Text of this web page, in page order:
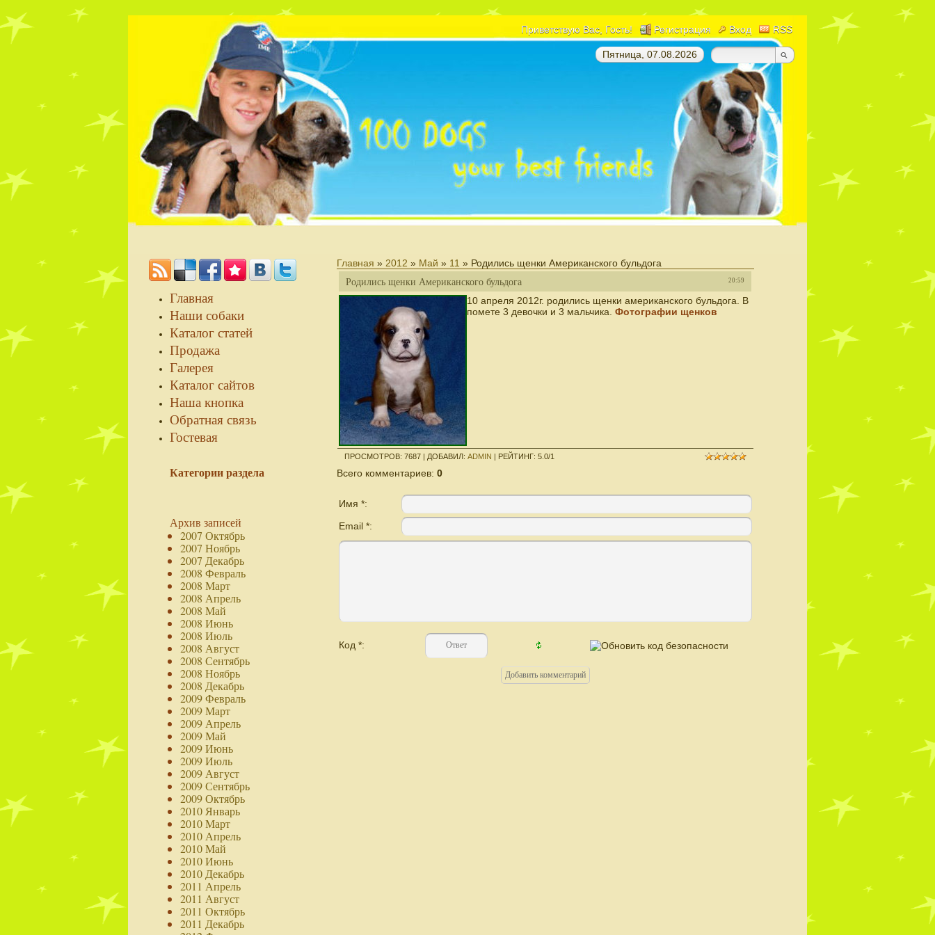
Приветствую Вас , Гость! Регистрация Вход RSS
Пятница, 07.08.2026
Главная » 2012 » Май » 11 » Родились щенки Американского бульдога
20:59
Родились щенки Американского бульдога
10 апреля 2012г. родились щенки американского бульдога. В
помете 3 девочки и 3 мальчика. Фотографии щенков
ПРОСМОТРОВ: 7687 | ДОБАВИЛ: ADMIN | РЕЙТИНГ: 5.0/1
Всего комментариев: 0
Имя *:
Email *:
Код *:
Главная
Наши собаки
Каталог статей
Продажа
Галерея
Каталог сайтов
Наша кнопка
Обратная связь
Гостевая
Категории раздела
Архив записей
2007 Октябрь
2007 Ноябрь
2007 Декабрь
2008 Февраль
2008 Март
2008 Апрель
2008 Май
2008 Июнь
2008 Июль
2008 Август
2008 Сентябрь
2008 Ноябрь
2008 Декабрь
2009 Февраль
2009 Март
2009 Апрель
2009 Май
2009 Июнь
2009 Июль
2009 Август
2009 Сентябрь
2009 Октябрь
2010 Январь
2010 Март
2010 Апрель
2010 Май
2010 Июнь
2010 Декабрь
2011 Апрель
2011 Август
2011 Октябрь
2011 Декабрь